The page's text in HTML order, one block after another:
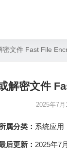
密文件 Fast File
解密文件
2025年7月
属分类： 系统应用
后更新： 2025年7